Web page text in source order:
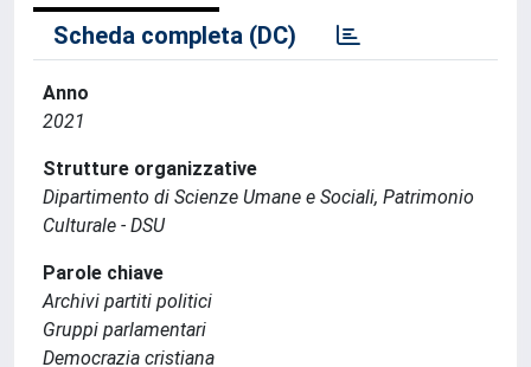
Scheda completa (DC)
Anno
2021
Strutture organizzative
Dipartimento di Scienze Umane e Sociali, Patrimonio
Culturale - DSU
Parole chiave
Archivi partiti politici
Gruppi parlamentari
Democrazia cristiana